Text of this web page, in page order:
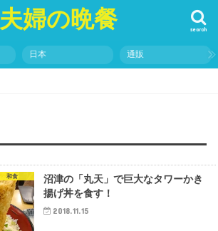
夫婦の晩餐 search
日本 通販
和食
沼津の「丸天」で巨大なタワーかき
揚げ丼を食す！
2018.11.15